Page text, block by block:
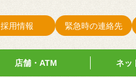
採用情報 緊急時の連絡先
店舗・ATM ネッ